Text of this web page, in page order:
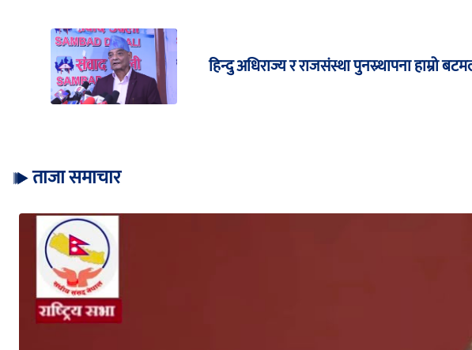
हिन्दु अधिराज्य र राजसंस्था पुनस्र्थापना हाम्रो
ताजा समाचार